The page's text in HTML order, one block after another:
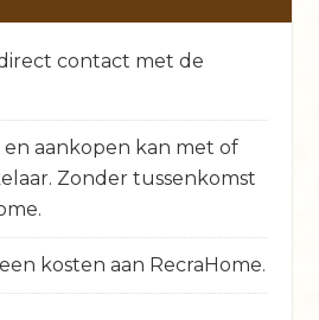
contact met de
aankopen kan met of
Zonder tussenkomst
kosten aan RecraHome.